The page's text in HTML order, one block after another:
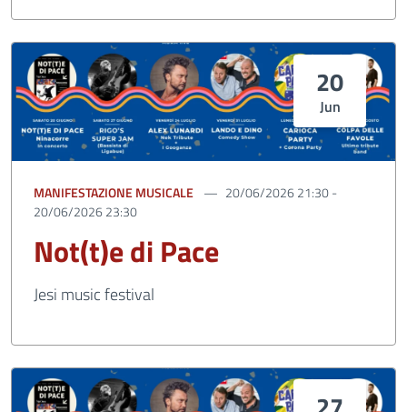
20
Jun
MANIFESTAZIONE MUSICALE
20/06/2026 21:30 -
20/06/2026 23:30
Not(t)e di Pace
Jesi music festival